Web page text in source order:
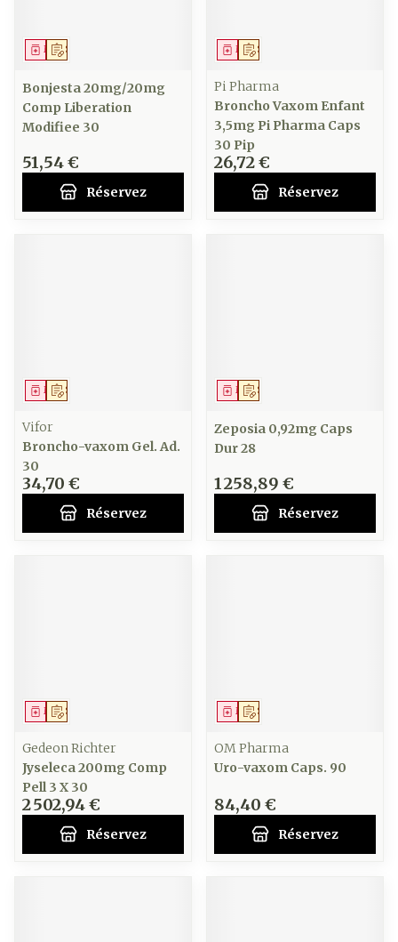
Sur prescription
Médicament
Bonjesta 20mg/20mg
Comp Liberation
Modifiee 30
51,54 €
Réservez
Sur prescription
Médicament
Pi Pharma
Broncho Vaxom Enfant
3,5mg Pi Pharma Caps
30 Pip
26,72 €
Réservez
Sur prescription
Médicament
Vifor
Broncho-vaxom Gel. Ad.
30
34,70 €
Réservez
Sur prescription
Médicament
Zeposia 0,92mg Caps
Dur 28
1 258,89 €
Réservez
Sur prescription
Médicament
Gedeon Richter
Jyseleca 200mg Comp
Pell 3 X 30
2 502,94 €
Réservez
Sur prescription
Médicament
OM Pharma
Uro-vaxom Caps. 90
84,40 €
Réservez